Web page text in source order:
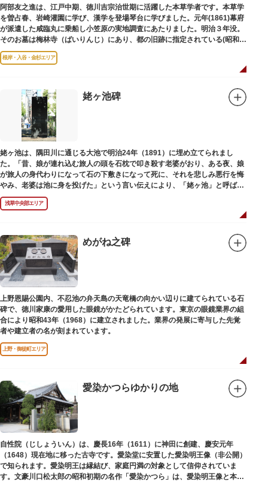
阿部友之進は、江戸中期、徳川吉宗治世期に活躍した本草学者です。本草学
を曽占春、岩崎灌園に学び、漢学を登場琴台に学びました。元年(1861)幕府
が派遣した咸臨丸に乗船し小笠原の実地調査にあたりました。明治３年没。
そのお墓は梅林寺（ばいりんじ）にあり、都の旧跡に指定されている(昭和３
年指定)。
根岸・入谷・金杉エリア
姥ヶ池碑
姥ヶ池は、隅田川に通じる大池で明治24年（1891）に埋め立てられまし
た。「昔、娘が連れ込む旅人の頭を石枕で叩き殺す老婆がおり、ある夜、娘
が旅人の身代わりになって石の下敷きになって死に、それを悲しみ悪行を悔
やみ、老婆は池に身を投げた」という言い伝えにより、「姥ヶ池」と呼ばれ
ていました。その碑は花川戸公園内にあります。
浅草中央部エリア
めがね之碑
上野恩賜公園内、不忍池の弁天島の天竜橋の向かい辺りに建てられている石
碑で、徳川家康の愛用した眼鏡がかたどられています。東京の眼鏡業界の組
合により昭和43年（1968）に建立されました。業界の発展に寄与した先覚
者や建立者の名が刻まれています。
上野・御徒町エリア
愛染かつらゆかりの地
自性院（じしょういん）は、慶長16年（1611）に神田に創建、慶安元年
（1648）現在地に移った古寺です。愛染堂に安置した愛染明王像（非公開）
で知られます。愛染明王は縁結び、家庭円満の対象として信仰されていま
す。文豪川口松太郎の昭和初期の名作「愛染かつら」は、愛染明王像と本堂